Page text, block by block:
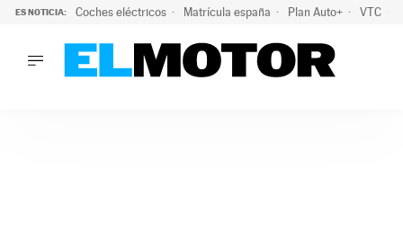
ES NOTICIA: Coches eléctricos Matrícula españa Plan Auto+ VTC